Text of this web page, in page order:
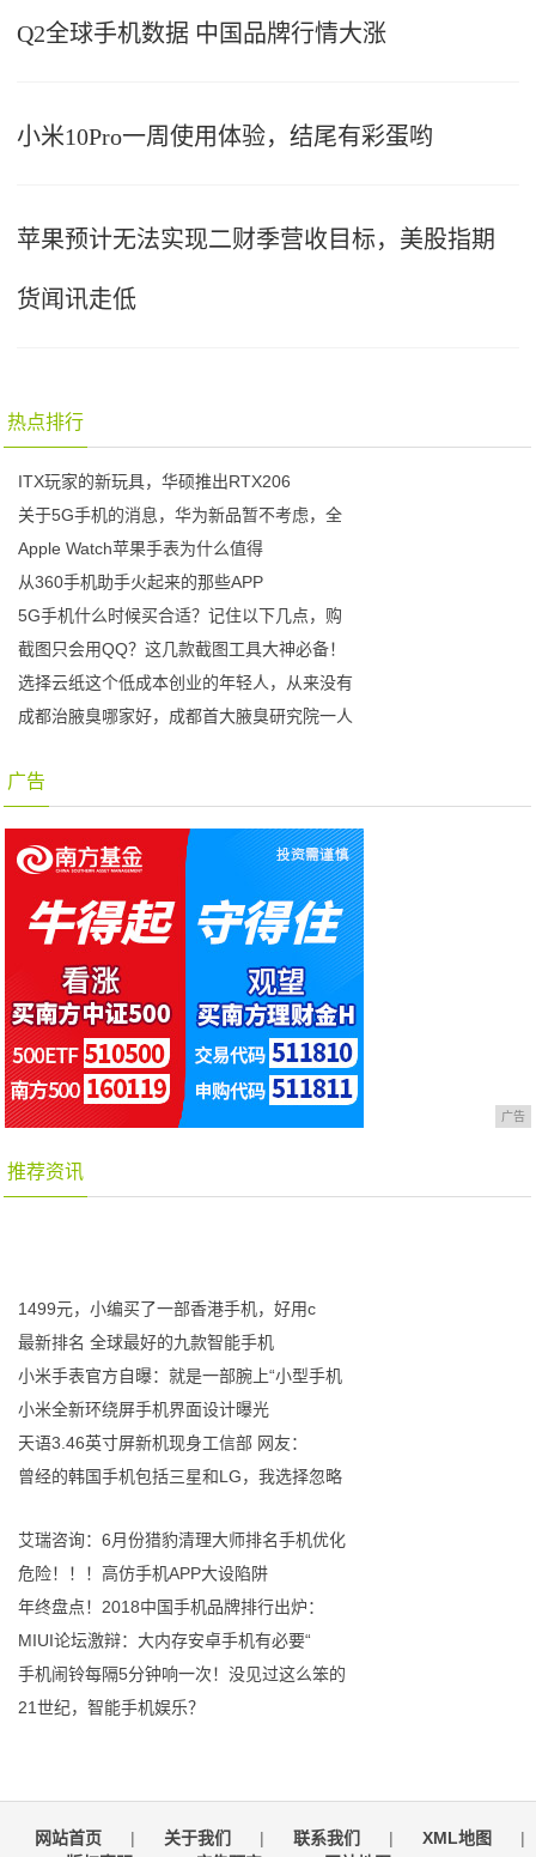
Q2全球手机数据 中国品牌行情大涨
小米10Pro一周使用体验，结尾有彩蛋哟
苹果预计无法实现二财季营收目标，美股指期
货闻讯走低
热点排行
ITX玩家的新玩具，华硕推出RTX206
关于5G手机的消息，华为新品暂不考虑，全
Apple Watch苹果手表为什么值得
从360手机助手火起来的那些APP
5G手机什么时候买合适？记住以下几点，购
截图只会用QQ？这几款截图工具大神必备！
选择云纸这个低成本创业的年轻人，从来没有
成都治腋臭哪家好，成都首大腋臭研究院一人
广告
广告
推荐资讯
1499元，小编买了一部香港手机，好用c
最新排名 全球最好的九款智能手机
小米手表官方自曝：就是一部腕上“小型手机
小米全新环绕屏手机界面设计曝光
天语3.46英寸屏新机现身工信部 网友：
曾经的韩国手机包括三星和LG，我选择忽略
艾瑞咨询：6月份猎豹清理大师排名手机优化
危险！！！高仿手机APP大设陷阱
年终盘点！2018中国手机品牌排行出炉：
MIUI论坛激辩：大内存安卓手机有必要“
手机闹铃每隔5分钟响一次！没见过这么笨的
21世纪，智能手机娱乐？
网站首页 | 关于我们 | 联系我们 | XML地图
|